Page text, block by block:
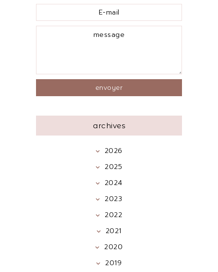
archives
2026
2025
2024
2023
2022
2021
2020
2019